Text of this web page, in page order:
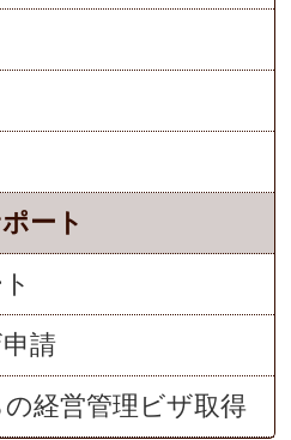
ート
請
経営管理ビザ取得